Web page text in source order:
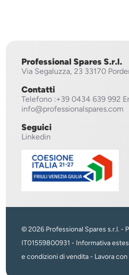
Professional Spares S.r.l.
Via Segaluzza, 23 33170
Contatti
Telefono :+39 0434 639 992
info@professionalspares.com
Seguici
Linkedin
© 2026 Professional Spares s.r.l. -
IT01559800931 - Informativa
e condizioni di vendita- Lavora